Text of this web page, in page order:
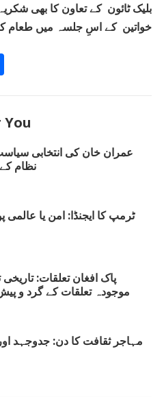
بلیک ٹائون کے تعاون کا بھی شکریہ
خواتین کے اسِ جلسہ میں طعام کا
S
e
عمران خان کی انتخابی
نظام
ٹرمپ کا ایجنڈا: امن یا عالمی
پاک افغان تعلقات: تاریخی
موجودہ تعلقات کے گرد و
مہاجر ثقافت کا دن: جدوجہد